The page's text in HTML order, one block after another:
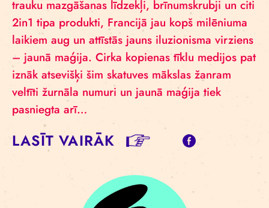
trauku mazgāšanas līdzekļi, brīnumskrubji un citi
2in1 tipa produkti, Francijā jau kopš milēniuma
laikiem aug un attīstās jauns iluzionisma virziens
– jaunā maģija. Cirka kopienas tīklu medijos pat
iznāk atsevišķi šim skatuves mākslas žanram
veltīti žurnāla numuri un jaunā maģija tiek
pasniegta arī…
LASĪT VAIRĀK